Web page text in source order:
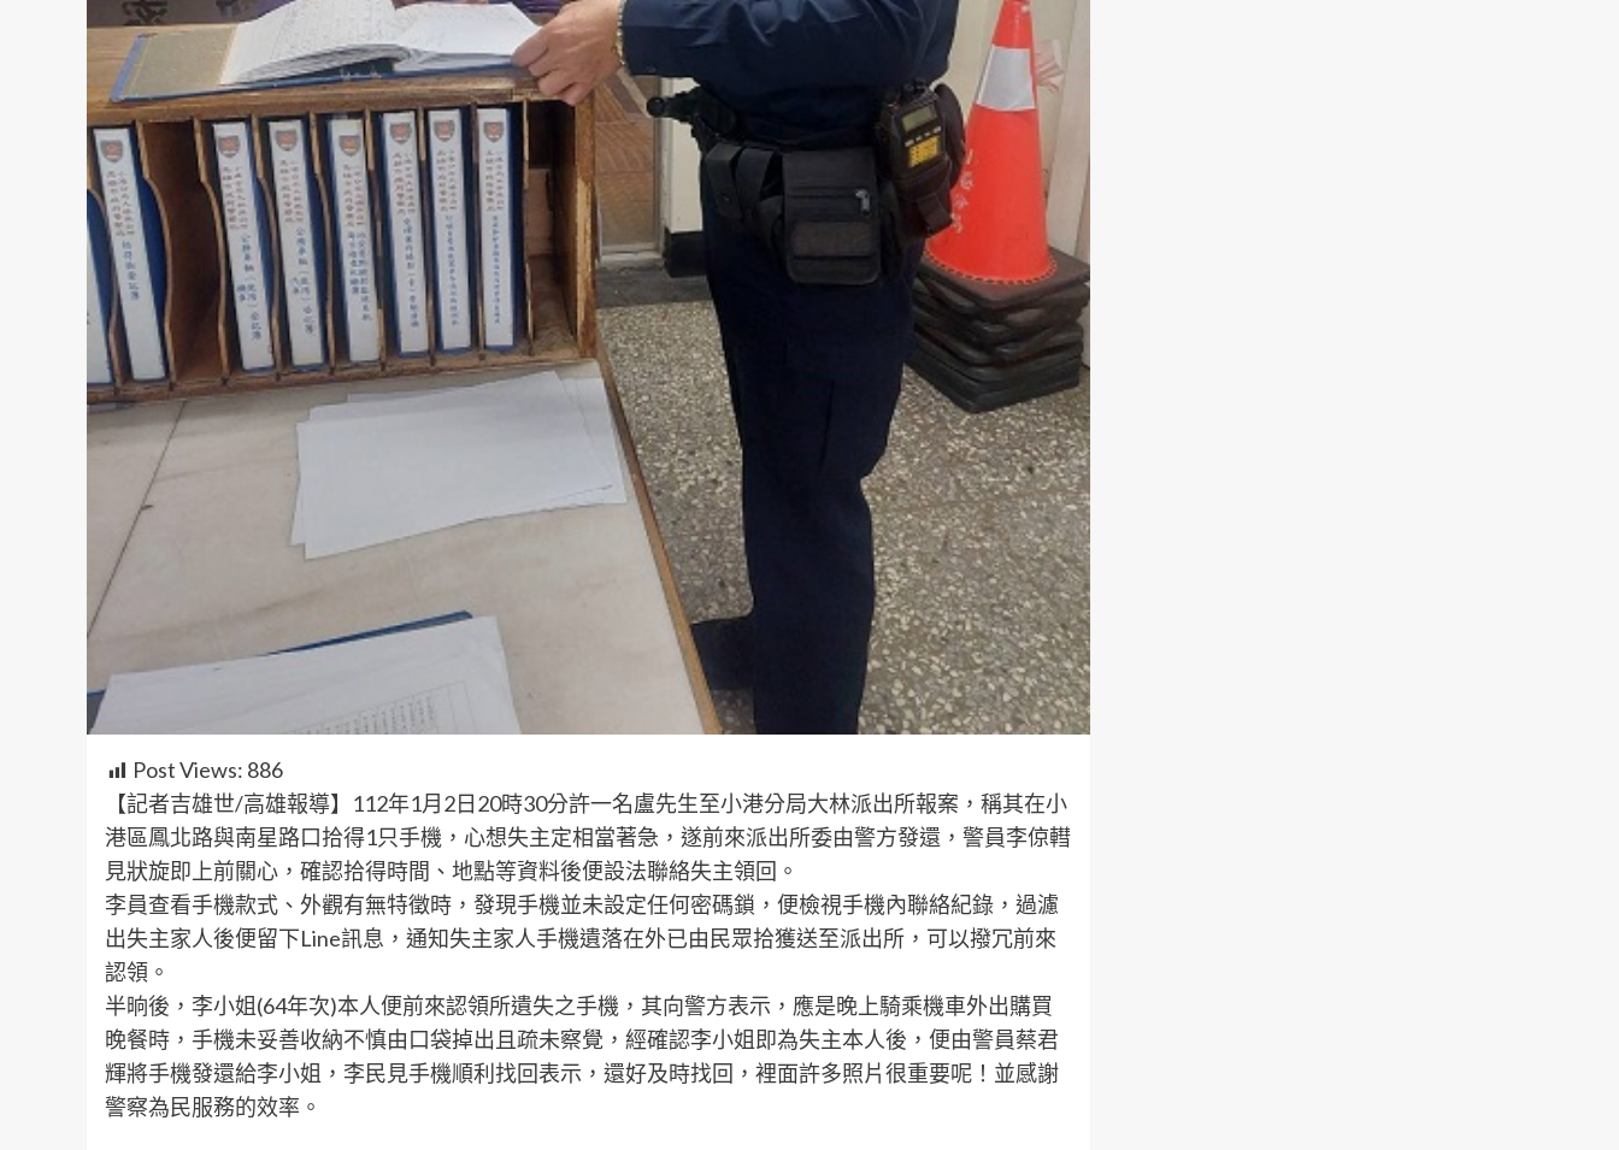
Post Views: 886
【記者吉雄世/高雄報導】112年1月2日20時30分許一名盧先生至小港分局大林派出所報案，稱其在小
港區鳳北路與南星路口拾得1只手機，心想失主定相當著急，遂前來派出所委由警方發還，警員李倞轊
見狀旋即上前關心，確認拾得時間、地點等資料後便設法聯絡失主領回。
李員查看手機款式、外觀有無特徵時，發現手機並未設定任何密碼鎖，便檢視手機內聯絡紀錄，過濾
出失主家人後便留下Line訊息，通知失主家人手機遺落在外已由民眾拾獲送至派出所，可以撥冗前來
認領。
半晌後，李小姐(64年次)本人便前來認領所遺失之手機，其向警方表示，應是晚上騎乘機車外出購買
晚餐時，手機未妥善收納不慎由口袋掉出且疏未察覺，經確認李小姐即為失主本人後，便由警員蔡君
輝將手機發還給李小姐，李民見手機順利找回表示，還好及時找回，裡面許多照片很重要呢！並感謝
警察為民服務的效率。